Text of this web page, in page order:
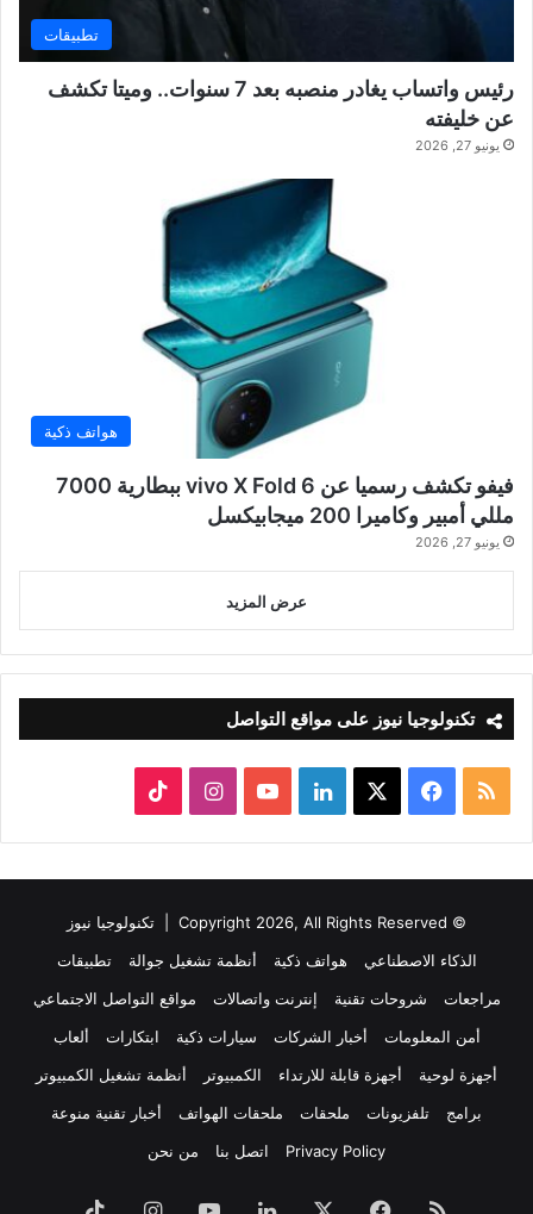
تطبيقات
رئيس واتساب يغادر منصبه بعد 7 سنوات.. وميتا تكشف
عن خليفته
يونيو 27, 2026
هواتف ذكية
فيفو تكشف رسميا عن vivo X Fold 6 ببطارية 7000
مللي أمبير وكاميرا 200 ميجابيكسل
يونيو 27, 2026
عرض المزيد
تكنولوجيا نيوز على مواقع التواصل
ملخص
الموقع
RSS
فيسبوك لينكدإن‫YouTubeانستقرام
© Copyright 2026, All Rights Reserved |
تكنولوجيا نيوز
الذكاء الاصطناعي
هواتف ذكية أنظمة تشغيل جوالة
تطبيقات
مراجعات
شروحات تقنية إنترنت واتصالات
مواقع التواصل الاجتماعي
أمن المعلومات
أخبار الشركات سيارات ذكية ابتكارات
ألعاب
أجهزة لوحية
أجهزة قابلة للارتداء الكمبيوتر
أنظمة تشغيل الكمبيوتر
برامج
تلفزيونات ملحقات ملحقات الهواتف
أخبار تقنية منوعة
Privacy Policy
اتصل بنا من نحن
ملخصفيسبوك لينكدإن‫YouTubeانستقرام